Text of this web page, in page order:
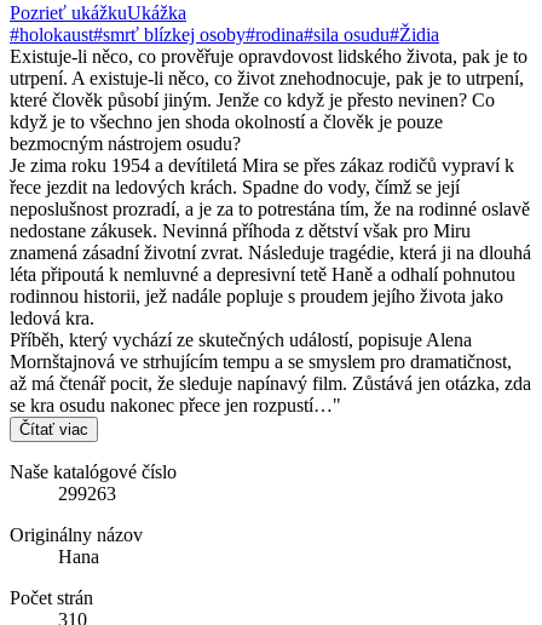
Pozrieť ukážkuUkážka
#holokaust#smrť blízkej osoby#rodina#sila osudu#Židia
Existuje-li něco, co prověřuje opravdovost lidského života, pak je to
utrpení. A existuje-li něco, co život znehodnocuje, pak je to utrpení,
které člověk působí jiným. Jenže co když je přesto nevinen? Co
když je to všechno jen shoda okolností a člověk je pouze
bezmocným nástrojem osudu?
Je zima roku 1954 a devítiletá Mira se přes zákaz rodičů vypraví k
řece jezdit na ledových krách. Spadne do vody, čímž se její
neposlušnost prozradí, a je za to potrestána tím, že na rodinné oslavě
nedostane zákusek. Nevinná příhoda z dětství však pro Miru
znamená zásadní životní zvrat. Následuje tragédie, která ji na dlouhá
léta připoutá k nemluvné a depresivní tetě Haně a odhalí pohnutou
rodinnou historii, jež nadále popluje s proudem jejího života jako
ledová kra.
Příběh, který vychází ze skutečných událostí, popisuje Alena
Mornštajnová ve strhujícím tempu a se smyslem pro dramatičnost,
až má čtenář pocit, že sleduje napínavý film. Zůstává jen otázka, zda
se kra osudu nakonec přece jen rozpustí…"
Čítať viac
Naše katalógové číslo
299263
Originálny názov
Hana
Počet strán
310